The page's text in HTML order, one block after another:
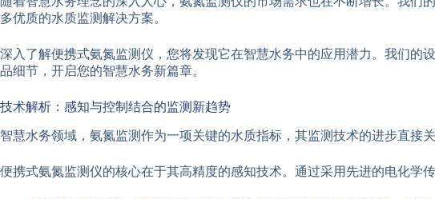
多优质的水质监测解决方案。
深入了解便携式氨氮监测仪，您将发现它在智慧水务中的应用潜力。我们
品细节，开启您的智慧水务新篇章。
技术解析：感知与控制结合的监测新趋势
智慧水务领域，氨氮监测作为一项关键的水质指标，其监测技术的进步直接
便携式氨氮监测仪的核心在于其高精度的感知技术。通过采用先进的电化学